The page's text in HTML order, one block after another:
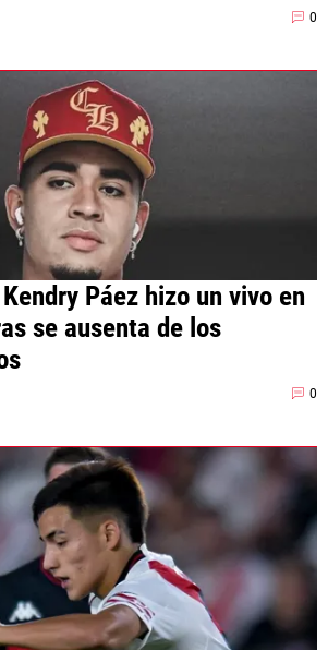
0
Páez hizo un vivo en
se ausenta de los
0